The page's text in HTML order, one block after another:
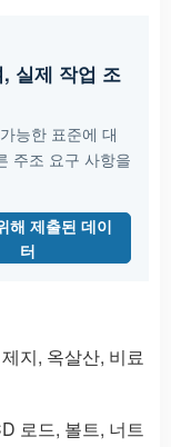
실제 작업 조
능한 표준에 대
주조 요구 사항을
해 제출된 데이
터
지, 옥살산, 비료
로드, 볼트, 너트